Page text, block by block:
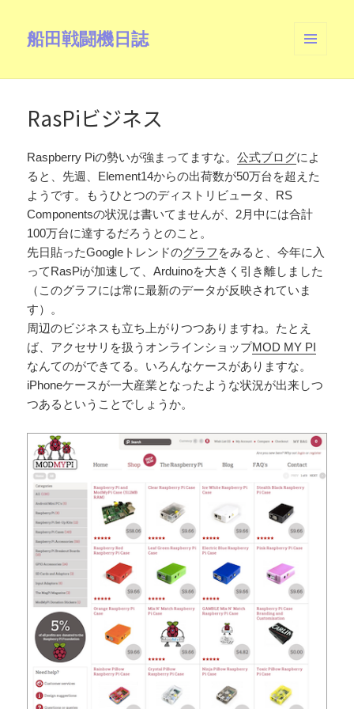
船田戦闘機日誌
ーとウ
RasPiビジネス
Raspberry Piの勢いが強まってますな。公式ブログによ
ると、先週、Element14からの出荷数が50万台を超えた
ようです。もうひとつのディストリビュータ、RS
Componentsの状況は書いてませんが、2月中には合計
100万台に達するだろうとのこと。
先日貼ったGoogleトレンドのグラフ をみると、今年に入
ってRasPiが加速して、Arduinoを大きく引き離しました
（このグラフには常に最新のデータが反映されていま
す）。
周辺のビジネスも立ち上がりつつありますね。たとえ
ば、アクセサリを扱うオンラインショップMOD MY PI
なんてのができてる。いろんなケースがありますな。
iPhoneケースが一大産業となったような状況が出来しつ
つあるということでしょうか。